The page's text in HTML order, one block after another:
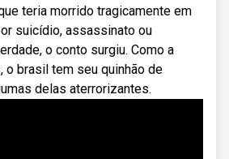
teria morrido tragicamente em
suicídio, assassinato ou
o conto surgiu. Como a
o brasil tem seu quinhão de
delas aterrorizantes.